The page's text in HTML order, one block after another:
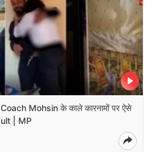
Mohsin के काले कारनामों पर ऐसे
| MP